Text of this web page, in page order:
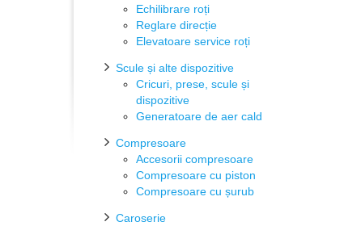
Echilibrare roți
Reglare direcție
Elevatoare service roți
Scule și alte dispozitive
Cricuri, prese, scule și
dispozitive
Generatoare de aer cald
Compresoare
Accesorii compresoare
Compresoare cu piston
Compresoare cu șurub
Caroserie